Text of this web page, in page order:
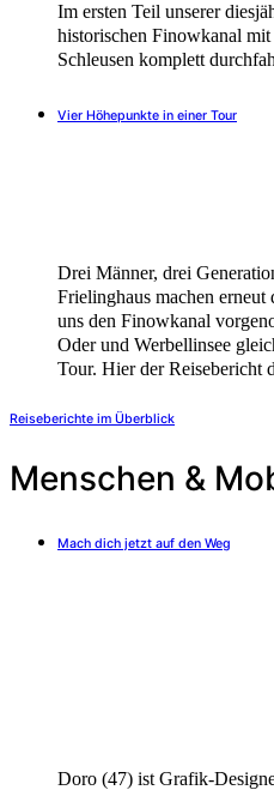
Im ersten Teil unserer
historischen Finowkanal mit
Schleusen komplett
Vier Höhepunkte in einer Tour
Drei Männer, drei
Frielinghaus machen erneut
uns den Finowkanal
Oder und Werbellinsee
Tour. Hier der Reisebericht
Reiseberichte im Überblick
Menschen &
Mach dich jetzt auf den Weg
Doro (47) ist Grafik-